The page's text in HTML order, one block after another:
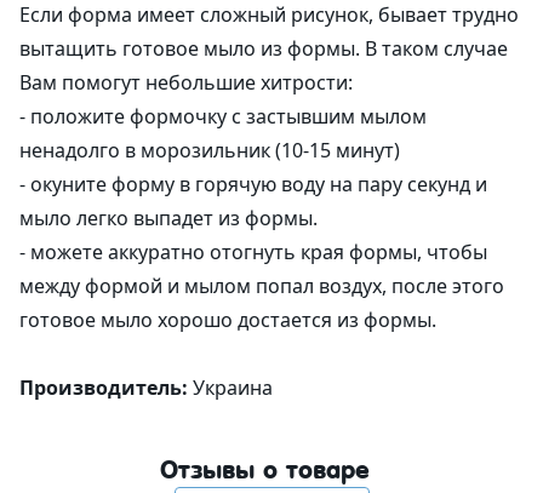
Если форма имеет сложный рисунок, бывает трудно
вытащить готовое мыло из формы. В таком случае
Вам помогут небольшие хитрости:
- положите формочку с застывшим мылом
ненадолго в морозильник (10-15 минут)
- окуните форму в горячую воду на пару секунд и
мыло легко выпадет из формы.
- можете аккуратно отогнуть края формы, чтобы
между формой и мылом попал воздух, после этого
готовое мыло хорошо достается из формы.
Производитель: Украина
Отзывы о товаре